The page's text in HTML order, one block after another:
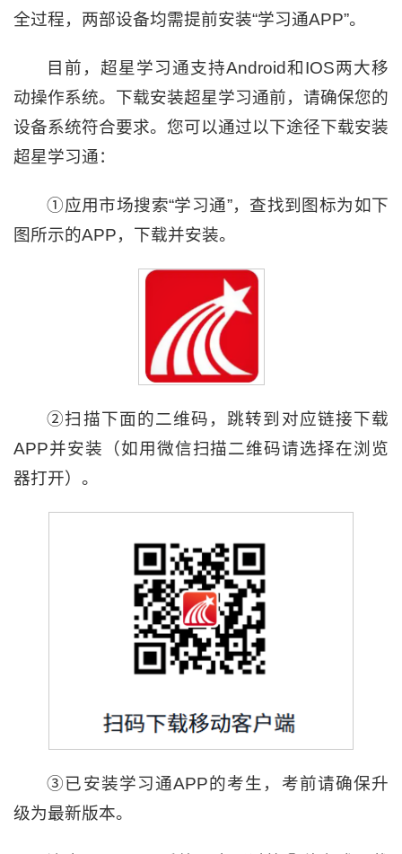
全过程，两部设备均需提前安装“学习通APP”。
目前，超星学习通支持Android和IOS两大移
动操作系统。下载安装超星学习通前，请确保您的
设备系统符合要求。您可以通过以下途径下载安装
超星学习通：
①应用市场搜索“学习通”，查找到图标为如下
图所示的APP，下载并安装。
②扫描下面的二维码，跳转到对应链接下载
APP并安装（如用微信扫描二维码请选择在浏览
器打开）。
③已安装学习通APP的考生，考前请确保升
级为最新版本。